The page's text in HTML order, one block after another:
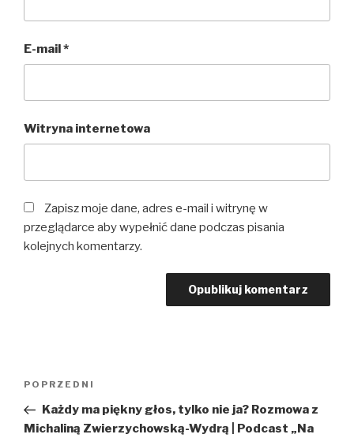
E-mail*
Witryna internetowa
Zapisz moje dane, adres e-mail i witrynę w
przeglądarce aby wypełnić dane podczas pisania
kolejnych komentarzy.
Poprzedni
wpis
POPRZEDNI
Każdy ma piękny głos, tylko nie ja? Rozmowa z
Michaliną Zwierzychowską-Wydrą | Podcast „Na